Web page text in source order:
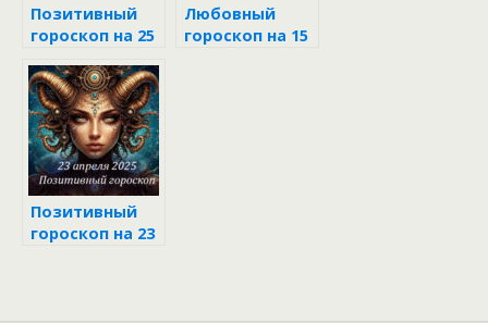
Позитивный
гороскоп на 25
Любовный
гороскоп на 15
Позитивный
гороскоп на 23